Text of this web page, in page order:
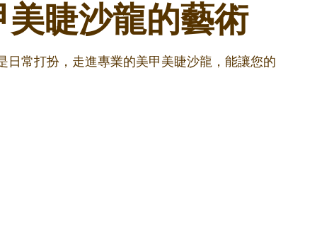
睫沙龍的藝術
日常打扮，走進專業的美甲美睫沙龍，能讓您的